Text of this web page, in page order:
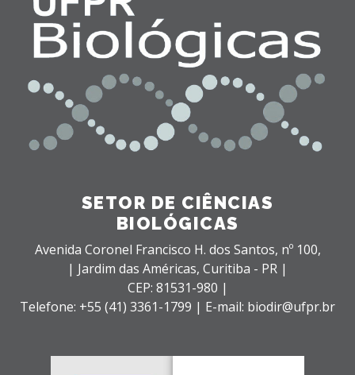
SETOR DE CIÊNCIAS
BIOLÓGICAS
Avenida Coronel Francisco H. dos Santos, nº 100,
| Jardim das Américas, Curitiba - PR |
CEP: 81531-980 |
Telefone: +55 (41) 3361-1799 | E-mail: biodir@ufpr.br